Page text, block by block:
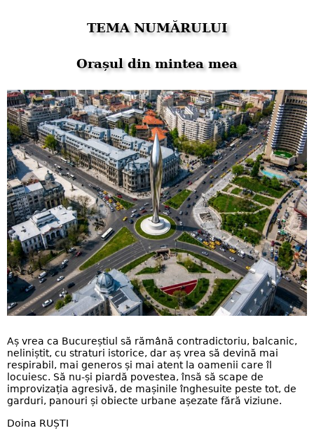
TEMA NUMĂRULUI
Orașul din mintea mea
Aș vrea ca Bucureștiul să rămână contradictoriu, balcanic,
neliniștit, cu straturi istorice, dar aș vrea să devină mai
respirabil, mai generos și mai atent la oamenii care îl
locuiesc. Să nu-și piardă povestea, însă să scape de
improvizația agresivă, de mașinile înghesuite peste tot, de
garduri, panouri și obiecte urbane așezate fără viziune.
Doina RUȘTI